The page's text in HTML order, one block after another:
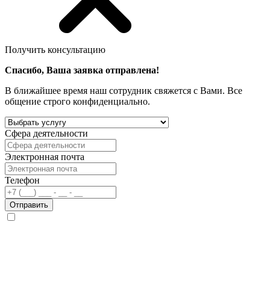
Получить консультацию
Спасибо, Ваша заявка отправлена!
В ближайшее время наш сотрудник свяжется с Вами. Все
общение строго конфиденциально.
Сфера деятельности
Электронная почта
Телефон
Отправить